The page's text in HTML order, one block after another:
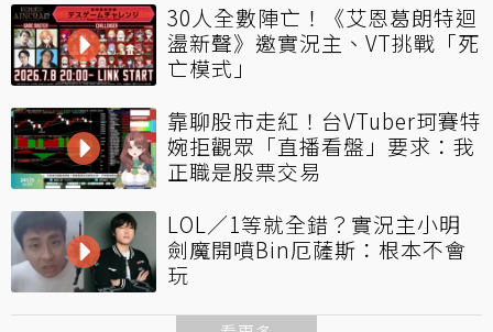
30人全數陣亡！《艾恩葛朗特迴
盪新聲》邀實況主、VT挑戰「死
亡模式」
靠聊股市走紅！台VTuber珂賽特
婉拒觀眾「直播看盤」要求：我
正職是股票交易
LOL／1等就全錯？實況主小明
劍魔開噴Bin厄薩斯：根本不會
玩